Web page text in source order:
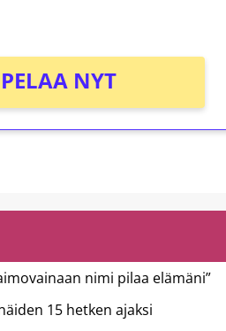
PELAA NYT
nimi pilaa elämäni”
15 hetken ajaksi